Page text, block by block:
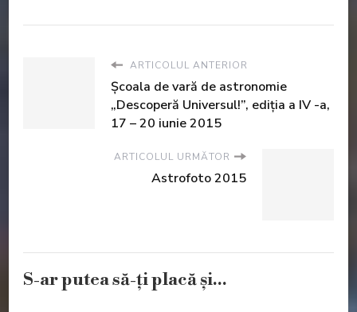
ARTICOLUL ANTERIOR
Şcoala de vară de astronomie
„Descoperă Universul!”, ediţia a IV -a,
17 – 20 iunie 2015
ARTICOLUL URMĂTOR
Astrofoto 2015
S-ar putea să-ți placă și...